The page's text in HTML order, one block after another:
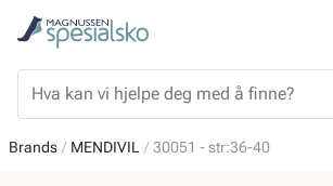
Brands MENDIVIL 30051 - str:36-40